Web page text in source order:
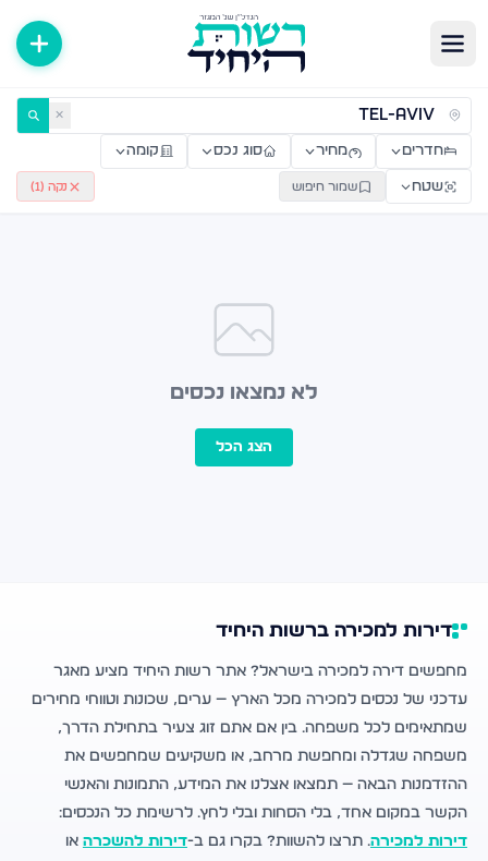
דירות למכירה ולהשכרה — רשות היחיד ✕
חדרים מחיר סוג נכס קומה
שטח שמור חיפוש נקה ( 1
)
לא נמצאו נכסים
הצג הכל
דירות למכירה ברשות היחיד
מחפשים דירה למכירה בישראל? אתר רשות היחיד מציע מאגר
עדכני של נכסים למכירה מכל הארץ — ערים, שכונות וטווחי מחירים
שמתאימים לכל משפחה. בין אם אתם זוג צעיר בתחילת הדרך,
משפחה שגדלה ומחפשת מרחב, או משקיעים שמחפשים את
ההזדמנות הבאה — תמצאו אצלנו את המידע, התמונות והאנשי
הקשר במקום אחד, בלי הסחות ובלי לחץ. לרשימת כל הנכסים:
דירות למכירה. תרצו להשוות? בקרו גם ב-דירות להשכרה או